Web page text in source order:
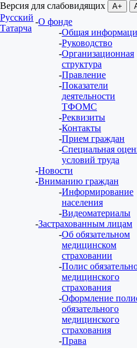
Версия для слабовидящих
A+
Русский
Татарча
О фонде
Общая
Руководство
Организационная
структура
Правление
Показатели
деятельности
ТФОМС
Реквизиты
Контакты
Прием граждан
Специальная
условий труда
Новости
Вниманию граждан
Информирование
населения
Видеоматериалы
Застрахованным лицам
Об обязательном
медицинском
страховании
Полис
медицинского
страхования
Оформление
обязательного
медицинского
страхования
Права